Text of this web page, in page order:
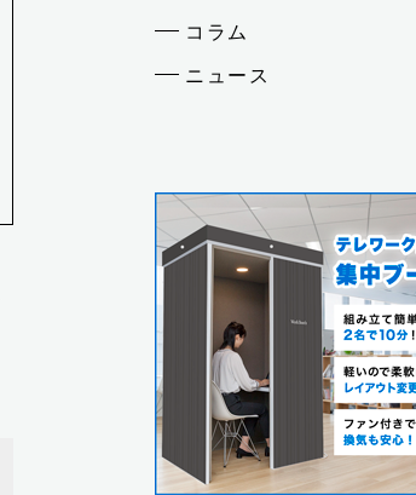
コラム
ニュース